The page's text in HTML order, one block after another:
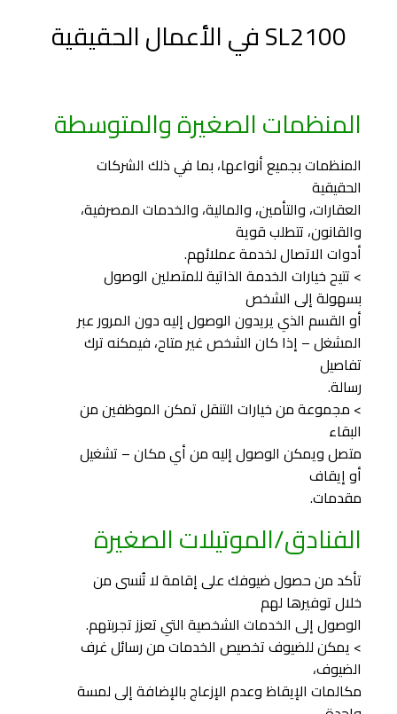
SL2100 في الأعمال الحقيقية
المنظمات الصغيرة والمتوسطة
المنظمات بجميع أنواعها، بما في ذلك الشركات
الحقيقية
العقارات، والتأمين، والمالية، والخدمات المصرفية،
والقانون، تتطلب قوية
أدوات الاتصال لخدمة عملائهم.
> تتيح خيارات الخدمة الذاتية للمتصلين الوصول
بسهولة إلى الشخص
أو القسم الذي يريدون الوصول إليه دون المرور عبر
المشغل – إذا كان الشخص غير متاح، فيمكنه ترك
تفاصيل
رسالة.
> مجموعة من خيارات التنقل تمكن الموظفين من
البقاء
متصل ويمكن الوصول إليه من أي مكان – تشغيل
أو إيقاف
مقدمات.
الفنادق/الموتيلات الصغيرة
تأكد من حصول ضيوفك على إقامة لا تُنسى من
خلال توفيرها لهم
الوصول إلى الخدمات الشخصية التي تعزز تجربتهم.
> يمكن للضيوف تخصيص الخدمات من رسائل غرف
الضيوف،
مكالمات الإيقاظ وعدم الإزعاج بالإضافة إلى لمسة